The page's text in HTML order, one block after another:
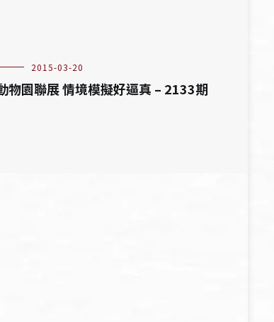
2015-03-20
物園聯展 情境模擬好逼真 – 2133期